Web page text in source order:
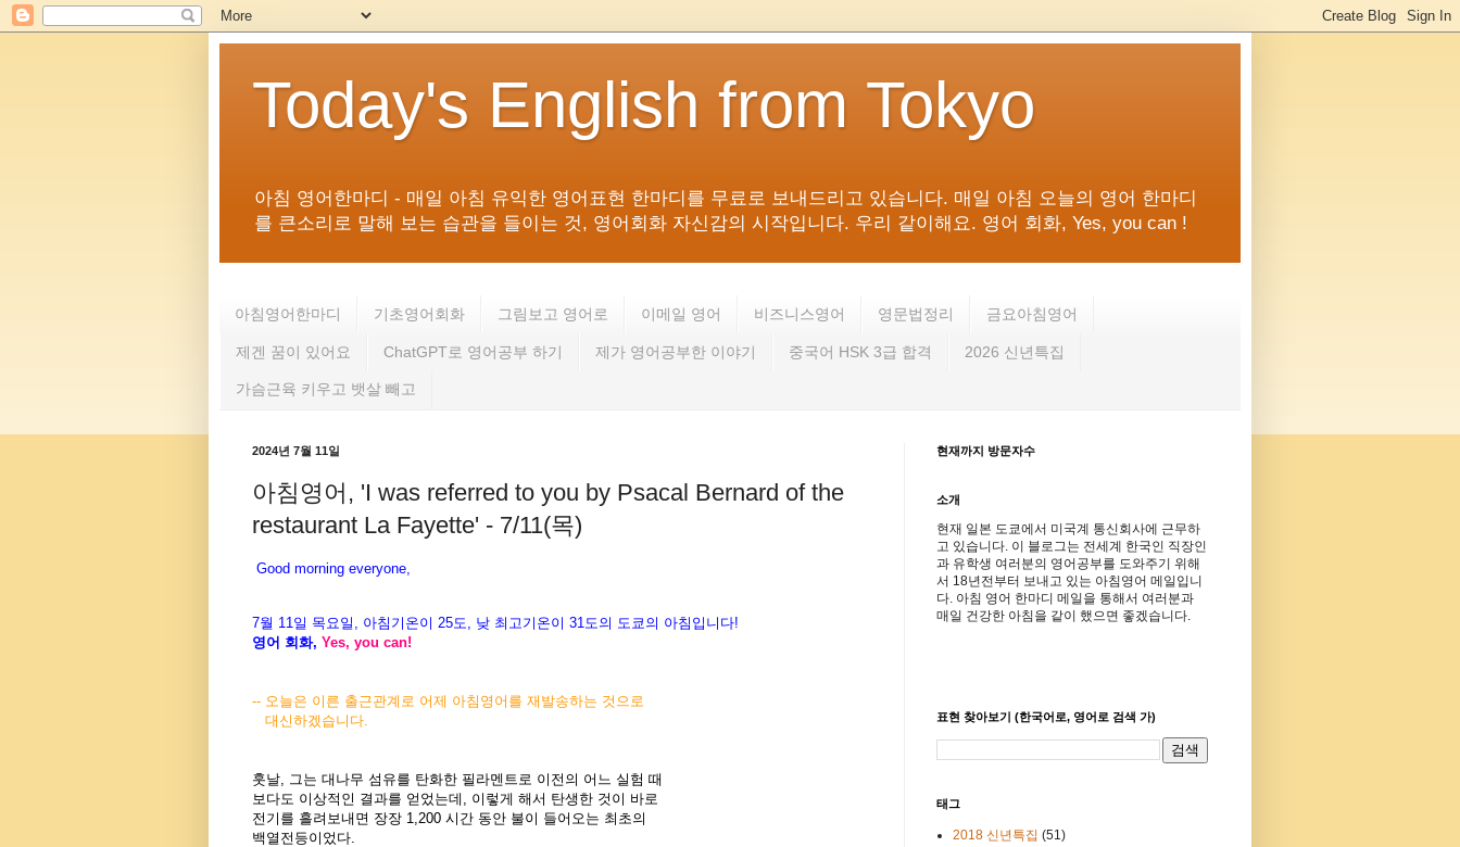
Today's English from Tokyo
아침 영어한마디 - 매일 아침 유익한 영어표현 한마디를 무료로 보내드리고 있습니다. 매일 아침 오늘의 영어 한마디
를 큰소리로 말해 보는 습관을 들이는 것, 영어회화 자신감의 시작입니다. 우리 같이해요. 영어 회화, Yes, you can !
아침영어한마디 기초영어회화 그림보고 영어로 이메일 영어 비즈니스영어 영문법정리 금요아침영어
제겐 꿈이 있어요 ChatGPT로 영어공부 하기 제가 영어공부한 이야기 중국어 HSK 3급 합격 2026 신년특집
가슴근육 키우고 뱃살 빼고
2024년 7월 11일
아침영어, 'I was referred to you by Psacal Bernard of the
restaurant La Fayette' - 7/11(목)
Good morning everyone,
7월 11 일 목 요 일, 아침기온이 25도 , 낮 최고기온이 31도의 도쿄의 아침입니다!
영어 회화, Yes, you can!
-- 오늘은 이른 출근관계로 어제 아침영어를 재발송하는 것으로
대신하겠습니다.
훗날, 그는 대나무 섬유를 탄화한 필라멘트로 이전의 어느 실험 때
보다도 이상적인 결과를 얻었는데, 이렇게 해서 탄생한 것이 바로
전기를 흘려보내면 장장 1,200 시간 동안 불이 들어오는 최초의
백열전등이었다.
현재까지 방문자수
소개
현재 일본 도쿄에서 미국계 통신회사에 근무하
고 있습니다. 이 블로그는 전세계 한국인 직장인
과 유학생 여러분의 영어공부를 도와주기 위해
서 18년전부터 보내고 있는 아침영어 메일입니
다. 아침 영어 한마디 메일을 통해서 여러분과
매일 건강한 아침을 같이 했으면 좋겠습니다.
표현 찾아보기 (한국어로, 영어로 검색 가)
태그
2018 신년특집 (51)